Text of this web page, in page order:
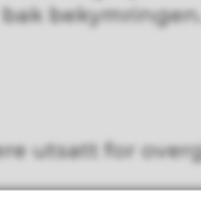
bekymringen.
utsatt for